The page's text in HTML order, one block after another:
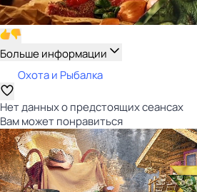
Больше информации
Охота и Рыбалка
Нет данных о предстоящих сеансах
Вам может понравиться